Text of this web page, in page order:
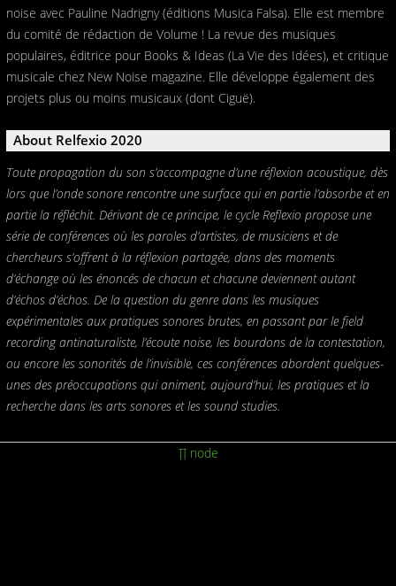
noise avec Pauline Nadrigny (éditions Musica Falsa). Elle est membre
du comité de rédaction de Volume ! La revue des musiques
populaires, éditrice pour Books & Ideas (La Vie des Idées), et critique
musicale chez New Noise magazine. Elle développe également des
projets plus ou moins musicaux (dont Ciguë).
About Relfexio 2020
Toute propagation du son s’accompagne d’une réflexion acoustique, dès
lors que l’onde sonore rencontre une surface qui en partie l’absorbe et en
partie la réfléchit. Dérivant de ce principe, le cycle Reflexio propose une
série de conférences où les paroles d’artistes, de musiciens et de
chercheurs s’offrent à la réflexion partagée, dans des moments
d’échange où les énoncés de chacun et chacune deviennent autant
d’échos d’échos. De la question du genre dans les musiques
expérimentales aux pratiques sonores brutes, en passant par le field
recording antinaturaliste, l’écoute noise, les bourdons de la contestation,
ou encore les sonorités de l’invisible, ces conférences abordent quelques-
unes des préoccupations qui animent, aujourd’hui, les pratiques et la
recherche dans les arts sonores et les sound studies.
∏ node